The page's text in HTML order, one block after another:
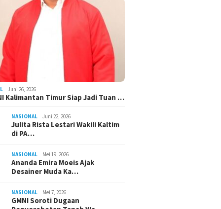
Juni 26, 2026
Kalimantan Timur Siap Jadi Tuan …
NASIONAL Juni 22, 2026
Julita Rista Lestari Wakili Kaltim
di PA…
NASIONAL Mei 19, 2026
Ananda Emira Moeis Ajak
Desainer Muda Ka…
NASIONAL Mei 7, 2026
GMNI Soroti Dugaan